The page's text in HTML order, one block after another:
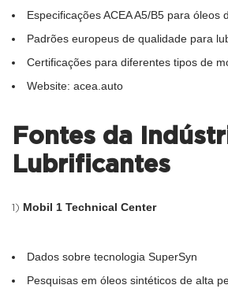
Especificações ACEA A5/B5 para óleos
Padrões europeus de qualidade para
Certificações para diferentes tipos de
Website: acea.auto
Fontes da
Lubrificantes
Mobil 1 Technical Center
Dados sobre tecnologia SuperSyn
Pesquisas em óleos sintéticos de alta